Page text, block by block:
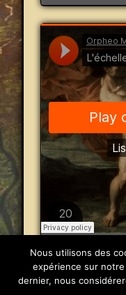
© 2026 Orpheo
Nous utilisons des
expérience sur
dernier, nous